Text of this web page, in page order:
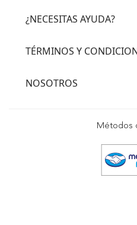
¿NECESITAS AYUDA?
TÉRMINOS Y
NOSOTROS
Métodos